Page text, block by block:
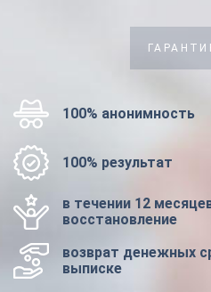
100% анонимность
100% результат
в течении 12
восстановление
возврат денежных
выписке